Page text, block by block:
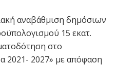
αναβάθμιση δημόσιων
15 εκατ.
στο
2021- 2027» με απόφαση